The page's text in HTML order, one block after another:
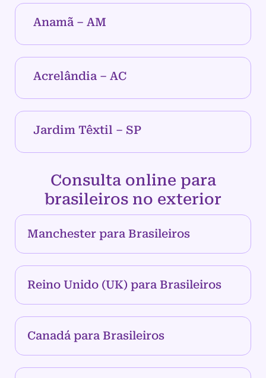
Anamã – AM
Acrelândia – AC
Jardim Têxtil – SP
Consulta online para
brasileiros no exterior
Manchester para Brasileiros
Reino Unido (UK) para Brasileiros
Canadá para Brasileiros